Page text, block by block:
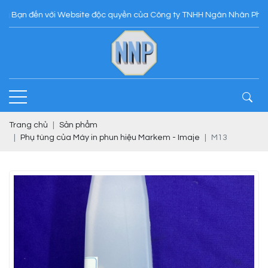
đến với Website độc quyền của Công ty TNHH Ngân Nhân Phát
Trang chủ
Sản phẩm
Phụ tùng của Máy in phun hiệu Markem - Imaje
M13